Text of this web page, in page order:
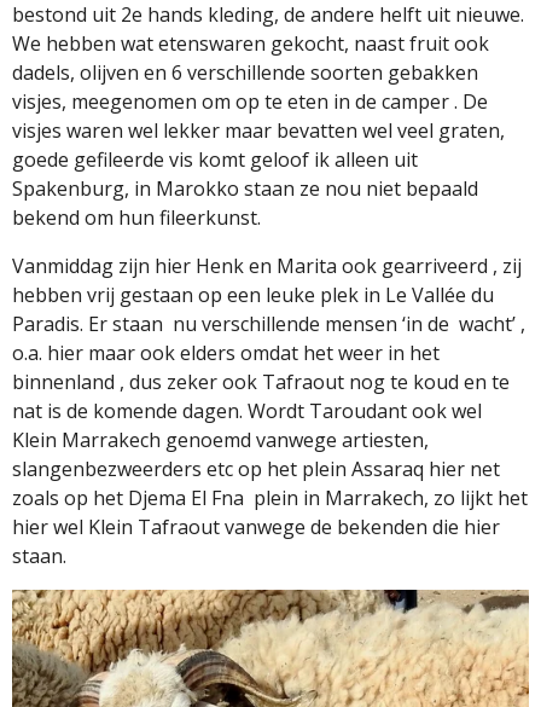
bestond uit 2e hands kleding, de andere helft uit nieuwe.
We hebben wat etenswaren gekocht, naast fruit ook
dadels, olijven en 6 verschillende soorten gebakken
visjes, meegenomen om op te eten in de camper . De
visjes waren wel lekker maar bevatten wel veel graten,
goede gefileerde vis komt geloof ik alleen uit
Spakenburg, in Marokko staan ze nou niet bepaald
bekend om hun fileerkunst.
Vanmiddag zijn hier Henk en Marita ook gearriveerd , zij
hebben vrij gestaan op een leuke plek in Le Vallée du
Paradis. Er staan nu verschillende mensen ‘in de wacht’ ,
o.a. hier maar ook elders omdat het weer in het
binnenland , dus zeker ook Tafraout nog te koud en te
nat is de komende dagen. Wordt Taroudant ook wel
Klein Marrakech genoemd vanwege artiesten,
slangenbezweerders etc op het plein Assaraq hier net
zoals op het Djema El Fna plein in Marrakech, zo lijkt het
hier wel Klein Tafraout vanwege de bekenden die hier
staan.